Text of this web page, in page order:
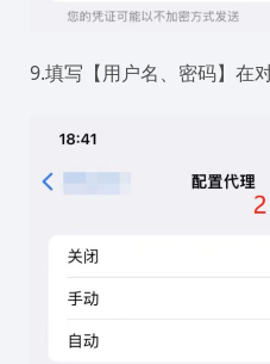
9.填写【用户名、密码】在